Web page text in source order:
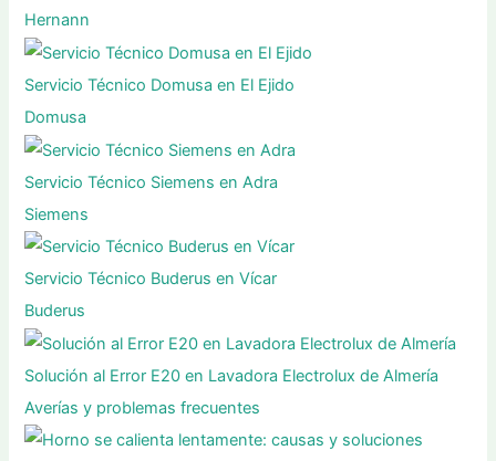
Hernann
Servicio Técnico Domusa en El Ejido
Domusa
Servicio Técnico Siemens en Adra
Siemens
Servicio Técnico Buderus en Vícar
Buderus
Solución al Error E20 en Lavadora Electrolux de Almería
Averías y problemas frecuentes